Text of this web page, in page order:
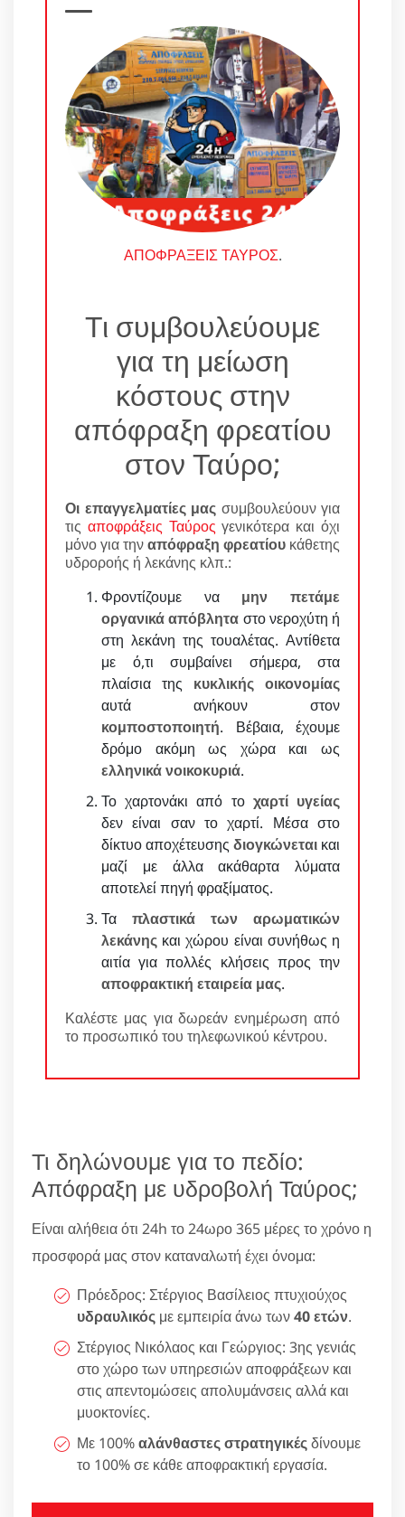
ΑΠΟΦΡΑΞΕΙΣ ΤΑΥΡΟΣ.
Τι συμβουλεύουμε
για τη μείωση
κόστους στην
απόφραξη φρεατίου
στον Ταύρο;
Οι επαγγελματίες μας συμβουλεύουν για
τις αποφράξεις Ταύρος γενικότερα και όχι
μόνο για τηναπόφραξη φρεατίου κάθετης
υδροροής ή λεκάνης κλπ.:
Φροντίζουμε να μην πετάμε
οργανικά απόβλητα στο νεροχύτη ή
στη λεκάνη της τουαλέτας. Αντίθετα
με ό,τι συμβαίνει σήμερα, στα
πλαίσια της κυκλικής οικονομίας
αυτά ανήκουν στον
κομποστοποιητή. Βέβαια, έχουμε
δρόμο ακόμη ως χώρα και ως
ελληνικά νοικοκυριά.
Το χαρτονάκι από το χαρτί υγείας
δεν είναι σαν το χαρτί. Μέσα στο
δίκτυο αποχέτευσης διογκώνεται και
μαζί με άλλα ακάθαρτα λύματα
αποτελεί πηγή φραξίματος.
Τα πλαστικά των αρωματικών
λεκάνης και χώρου είναι συνήθως η
αιτία για πολλές κλήσεις προς την
αποφρακτική εταιρεία μας.
Καλέστε μας για δωρεάν ενημέρωση από
το προσωπικό του τηλεφωνικού κέντρου.
Τι δηλώνουμε για το πεδίο:
Απόφραξη με υδροβολή Ταύρος;
Είναι αλήθεια ότι 24h το 24ωρο 365 μέρες το χρόνο η
προσφορά μας στον καταναλωτή έχει όνομα:
Πρόεδρος: Στέργιος Βασίλειος πτυχιούχος
υδραυλικός με εμπειρία άνω των40 ετών.
Στέργιος Νικόλαος και Γεώργιος: 3ης γενιάς
στο χώρο των υπηρεσιών αποφράξεων και
στις απεντομώσεις απολυμάνσεις αλλά και
μυοκτονίες.
Με 100%αλάνθαστες στρατηγικέςδίνουμε
το 100% σε κάθε αποφρακτική εργασία.